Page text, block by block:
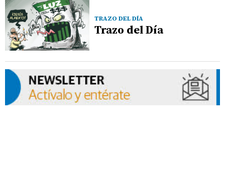
TRAZO DEL DÍA
Trazo del Día